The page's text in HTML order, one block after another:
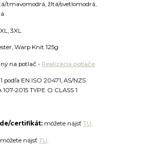
tmavomodrá, žltá/svetlomodrá,
3XL
Warp Knit 125g
na potlač - Realizácia potlače
podľa EN ISO 20471, AS/NZS
107-2015 TYPE O CLASS 1
certifikát: môžete nájsť TU.
môžete nájsť TU.